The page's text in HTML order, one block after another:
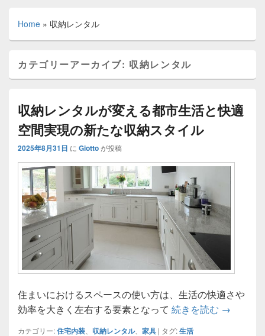
Home » 収納レンタル
カテゴリーアーカイブ: 収納レンタル
収納レンタルが変える都市生活と快適
空間実現の新たな収納スタイル
2025年8月31日 に Giottoが投稿
住まいにおけるスペースの使い方は、生活の快適さや
効率を大きく左右する要素となって 続きを読む 収納レン
→
カテゴリー:住宅内装、 収納レンタル、 家具 | タグ:生活